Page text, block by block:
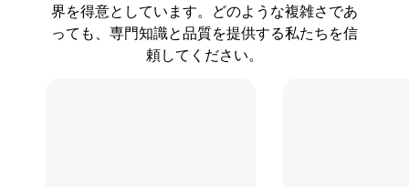
界を得意としています。どのような複雑さであ
っても、専門知識と品質を提供する私たちを信
頼してください。